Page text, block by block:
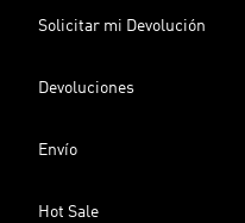
Solicitar mi Devolución
Devoluciones
Envío
Hot Sale